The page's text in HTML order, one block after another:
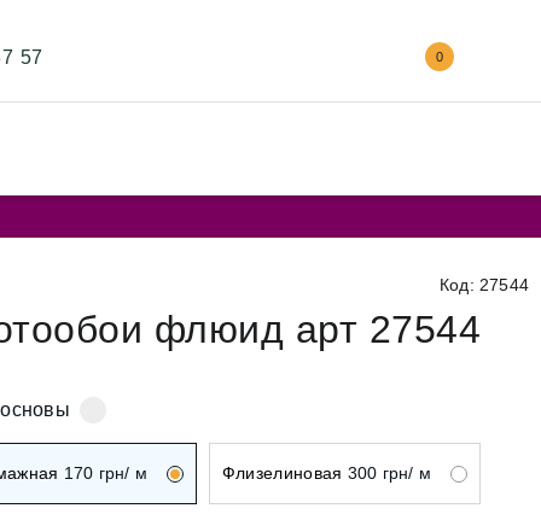
57 0
Код: 27544
флюид арт 27544
170 грн/ м Флизелиновая 300 грн/ м